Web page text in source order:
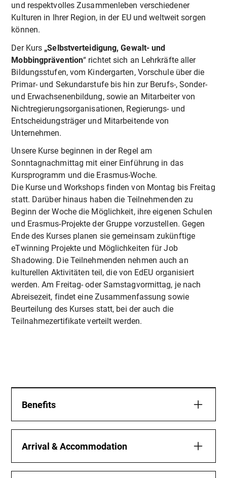
und respektvolles Zusammenleben verschiedener
Kulturen in Ihrer Region, in der EU und weltweit sorgen
können.
Der Kurs „Selbstverteidigung, Gewalt- und
Mobbingprävention“ richtet sich an Lehrkräfte aller
Bildungsstufen, vom Kindergarten, Vorschule über die
Primar- und Sekundarstufe bis hin zur Berufs-, Sonder-
und Erwachsenenbildung, sowie an Mitarbeiter von
Nichtregierungsorganisationen, Regierungs- und
Entscheidungsträger und Mitarbeitende von
Unternehmen.
Unsere Kurse beginnen in der Regel am
Sonntagnachmittag mit einer Einführung in das
Kursprogramm und die Erasmus-Woche.
Die Kurse und Workshops finden von Montag bis Freitag
statt. Darüber hinaus haben die Teilnehmenden zu
Beginn der Woche die Möglichkeit, ihre eigenen Schulen
und Erasmus-Projekte der Gruppe vorzustellen. Gegen
Ende des Kurses planen sie gemeinsam zukünftige
eTwinning Projekte und Möglichkeiten für Job
Shadowing. Die Teilnehmenden nehmen auch an
kulturellen Aktivitäten teil, die von EdEU organisiert
werden. Am Freitag- oder Samstagvormittag, je nach
Abreisezeit, findet eine Zusammenfassung sowie
Beurteilung des Kurses statt, bei der auch die
Teilnahmezertifikate verteilt werden.
Benefits
Sie lernen praktische
Situationen angewendet werden können, um Ihr
Arrival & Accommodation